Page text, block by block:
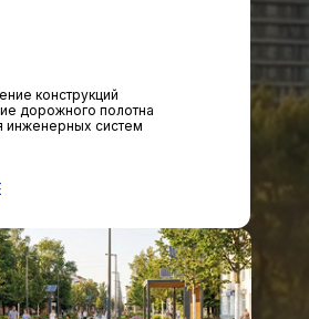
конструкций
дорожного полотна
инженерных систем